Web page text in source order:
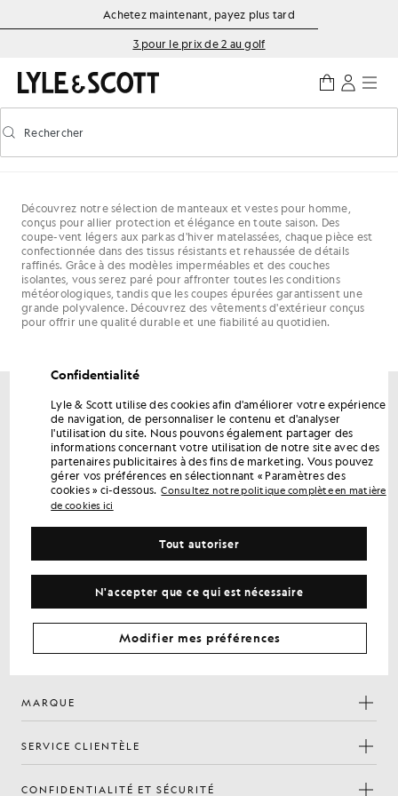
Aller directement au contenu principal
Informations sur l'accessibilité
Achetez maintenant, payez plus tard
3 pour le prix de 2 au golf
Activer/désactiver la recherche prédictive
Rechercher
Découvrez notre sélection de manteaux et vestes pour homme,
conçus pour allier protection et élégance en toute saison. Des
coupe-vent légers aux parkas d'hiver matelassées, chaque pièce est
confectionnée dans des tissus résistants et rehaussée de détails
raffinés. Grâce à des modèles imperméables et des couches
isolantes, vous serez paré pour affronter toutes les conditions
météorologiques, tandis que les coupes épurées garantissent une
grande polyvalence. Découvrez des vêtements d'extérieur conçus
pour offrir une qualité durable et une fiabilité au quotidien.
Bénéficiez de 15 % de réduction sur votre
première commande
Inscrivez-vous pour bénéficier d'offres réservées aux
membres, d'un accès en avant-première et de récompenses.
Adresse e-mail
En vous inscrivant, vous confirmez avoir lu et accepté notrepolitique de
confidentialité
Préférences en matière de cookies
Facebook
Instagram
YouTube
TikTok
MARQUE
SERVICE CLIENTÈLE
CONFIDENTIALITÉ ET SÉCURITÉ
Confidentialité
Lyle & Scott utilise des cookies afin d'améliorer votre expérience
de navigation, de personnaliser le contenu et d'analyser
l'utilisation du site. Nous pouvons également partager des
informations concernant votre utilisation de notre site avec des
partenaires publicitaires à des fins de marketing. Vous pouvez
gérer vos préférences en sélectionnant « Paramètres des
cookies » ci-dessous. Consultez notre politique complète en matière
de cookies ici
N'accepter que ce qui est nécessaire
Tout autoriser
Modifier mes préférences